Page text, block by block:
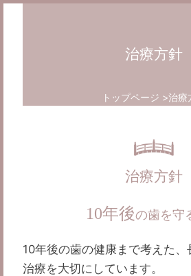
治療方針
トップページ 治療
治療方針
10年後の歯を守
10年後の歯の健康まで考えた、
治療を大切にしています。